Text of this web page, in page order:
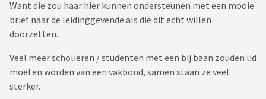
Want die zou haar hier kunnen ondersteunen met een mooie
brief naar de leidinggevende als die dit echt willen
doorzetten.
Veel meer scholieren / studenten met een bij baan zouden lid
moeten worden van een vakbond, samen staan ze veel
sterker.